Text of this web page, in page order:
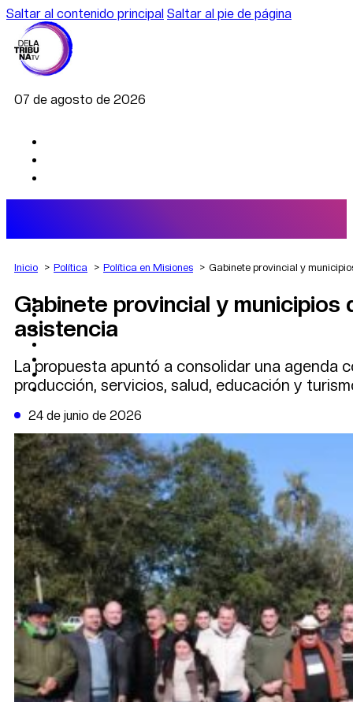
Saltar al contenido principal Saltar al pie de página
07 de agosto de 2026
AGRO
DEPORTES
ECONOMÍA
CAMBIO CLIMÁTICO
DATA FIRME
DE LA TRIBUNA TV
Inicio Política Política en Misiones Gabinete provincial y
Gabinete provincial y
asistencia
La propuesta apuntó a consolidar una agenda
producción, servicios, salud, educación y
24 de junio de 2026